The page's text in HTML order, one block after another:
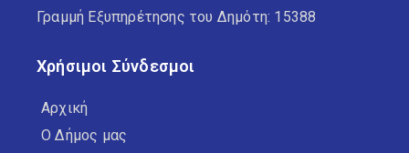
Γραμμή Εξυπηρέτησης του Δημότη: 15388
Χρήσιμοι Σύνδεσμοι
Αρχική
Ο Δήμος μας